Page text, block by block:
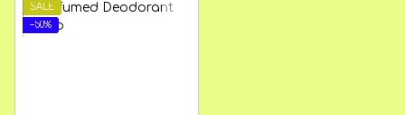
SALE
−50%